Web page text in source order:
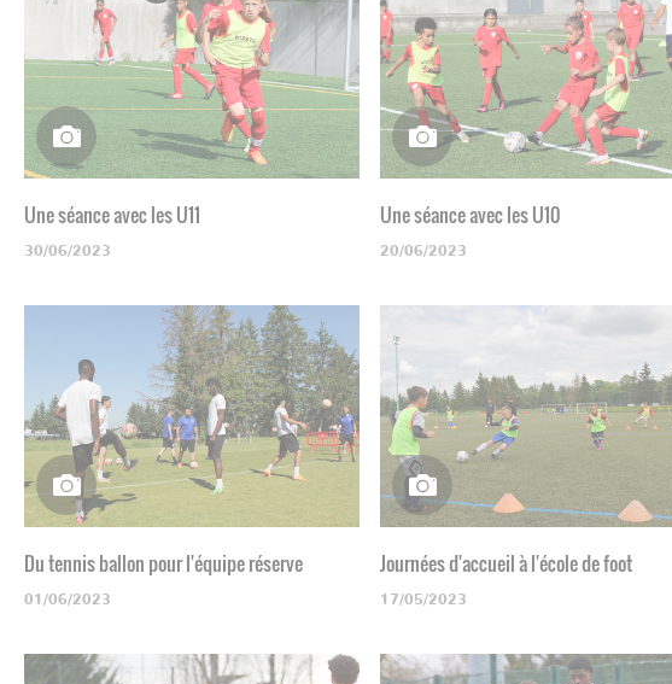
Une séance avec les U11
30/06/2023
Une séance avec les U10
20/06/2023
Du tennis ballon pour l'équipe réserve
01/06/2023
Journées d'accueil à l'école de foot
17/05/2023